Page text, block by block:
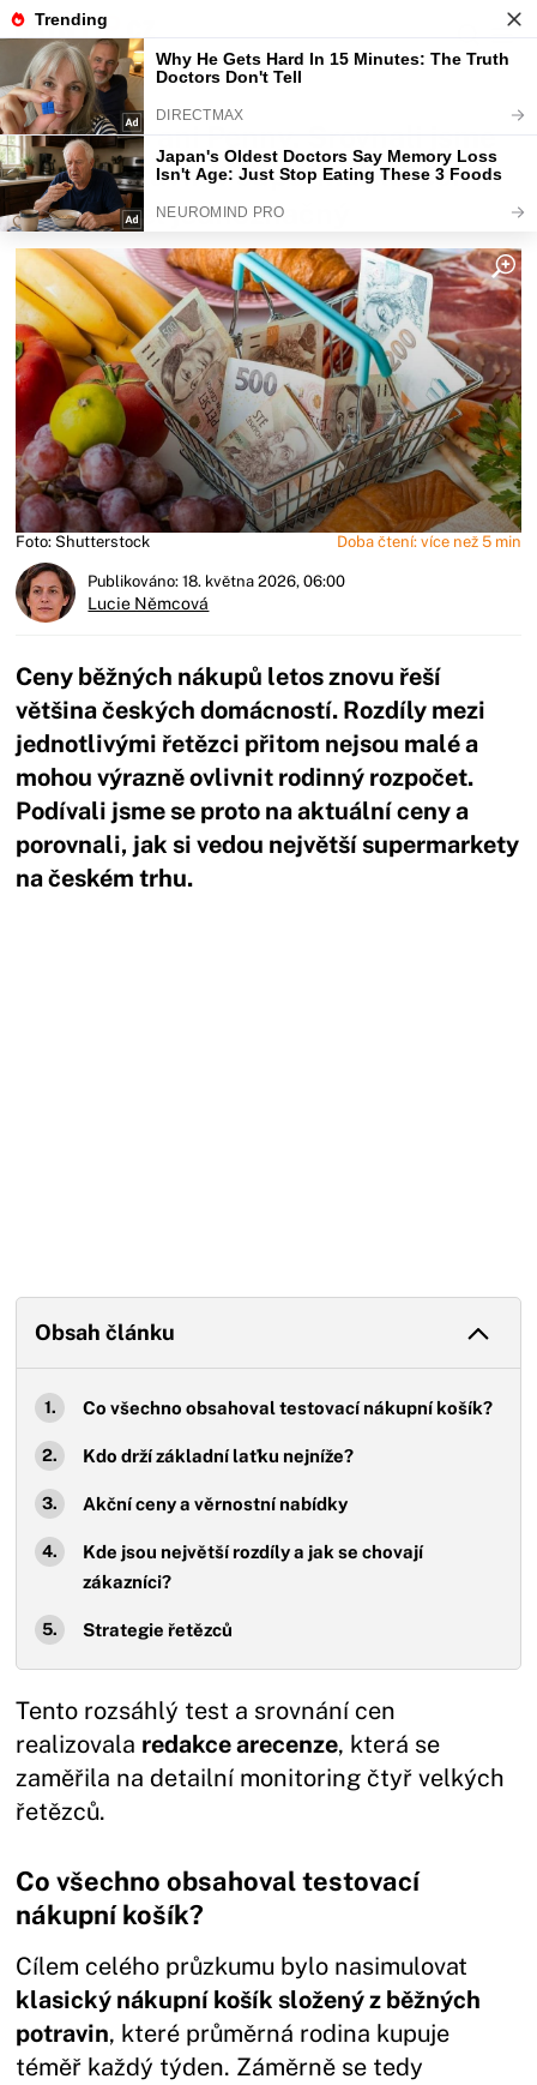
Fajntip.cz Magazín
Ani Tesco ani Penny. Srovnali jsme
ceny potravin v supermarketech a
vítěz vyšel jednoznačný
Foto: Shutterstock Doba čtení: více než 5 min
Publikováno: 18. května 2026, 06:00
Lucie Němcová
Ceny běžných nákupů letos znovu řeší
většina českých domácností. Rozdíly mezi
jednotlivými řetězci přitom nejsou malé a
mohou výrazně ovlivnit rodinný rozpočet.
Podívali jsme se proto na aktuální ceny a
porovnali, jak si vedou největší supermarkety
na českém trhu.
Obsah článku
Co všechno obsahoval testovací nákupní košík?
Kdo drží základní laťku nejníže?
Akční ceny a věrnostní nabídky
Kde jsou největší rozdíly a jak se chovají
zákazníci?
Strategie řetězců
Tento rozsáhlý test a srovnání cen
realizovala redakce arecenze, která se
zaměřila na detailní monitoring čtyř velkých
řetězců.
Co všechno obsahoval testovací
nákupní košík?
Cílem celého průzkumu bylo nasimulovat
klasický nákupní košík složený z běžných
potravin, které průměrná rodina kupuje
téměř každý týden. Záměrně se tedy